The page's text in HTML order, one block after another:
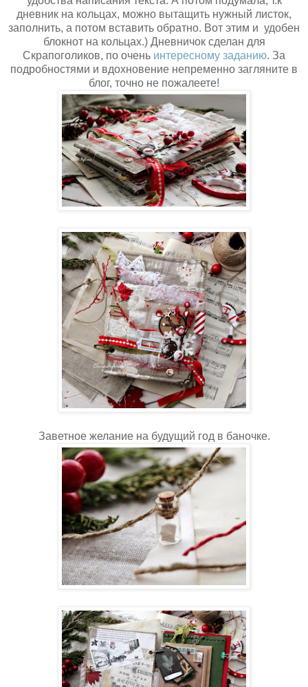
дневник на кольцах, можно вытащить нужный листок,
заполнить, а потом вставить обратно. Вот этим и удобен
блокнот на кольцах.) Дневничок сделан для
Скрапоголиков, по очень интересному заданию. За
подробностями и вдохновение непременно загляните в
блог, точно не пожалеете!
Заветное желание на будущий год в баночке.